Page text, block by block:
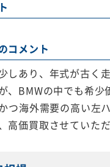
コメント
しあり、年式が古く
、BMWの中でも希少
つ海外需要の高い左
高価買取させていただ